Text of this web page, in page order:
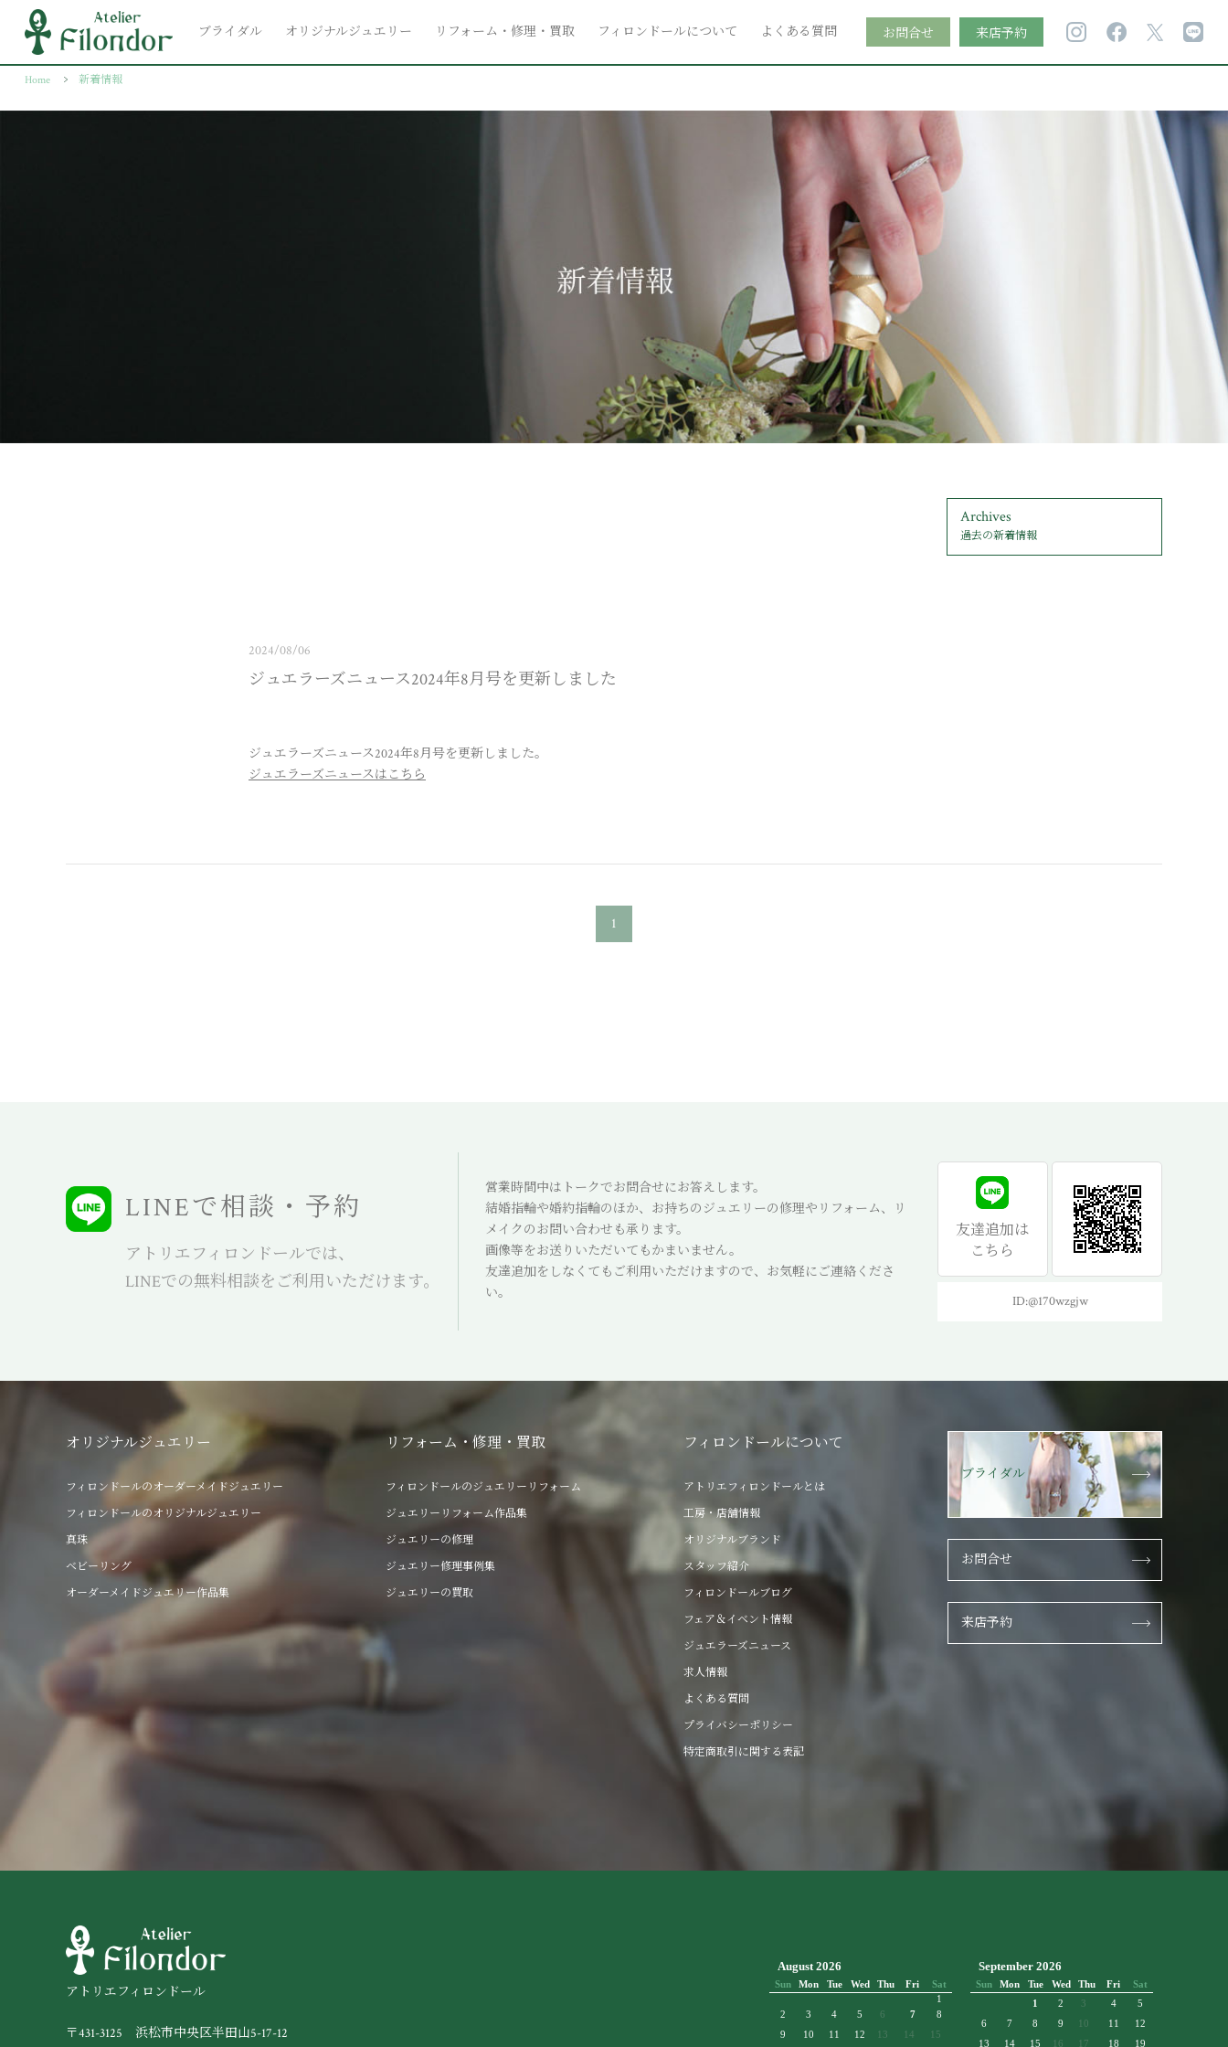
ブライダル オリジナルジュエリー リフォーム・修理・買取 フィロンドールについて よくある質問 お問合せ 来店予約
Home 新着情報
2024/08/06
ジュエラーズニュース2024年8月号を更新しました
ジュエラーズニュース2024年8月号を更新しました。
ジュエラーズニュースはこちら
1
Archives
過去の新着情報
LINEで相談・予約
アトリエフィロンドールでは、
LINEでの無料相談をご利用いただけます。
営業時間中はトークでお問合せにお答えします。
結婚指輪や婚約指輪のほか、お持ちのジュエリーの修理やリフォーム、リ
メイクのお問い合わせも承ります。
画像等をお送りいただいてもかまいません。
友達追加をしなくてもご利用いただけますので、お気軽にご連絡くださ
い。
友達追加は
こちら
ID:@170wzgjw
オリジナルジュエリー
フィロンドールのオーダーメイドジュエリー
フィロンドールのオリジナルジュエリー
真珠
ベビーリング
オーダーメイドジュエリー作品集
リフォーム・修理・買取
フィロンドールのジュエリーリフォーム
ジュエリーリフォーム作品集
ジュエリーの修理
ジュエリー修理事例集
ジュエリーの買取
フィロンドールについて
アトリエフィロンドールとは
工房・店舗情報
オリジナルブランド
スタッフ紹介
フィロンドールブログ
フェア＆イベント情報
ジュエラーズニュース
求人情報
よくある質問
プライバシーポリシー
特定商取引に関する表記
ブライダル
お問合せ
来店予約
アトリエフィロンドール
〒431-3125 浜松市中央区半田山5-17-12